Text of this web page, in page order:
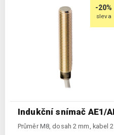
-20%
sleva
Indukční snímač AE1/
Průměr M8, dosah 2 mm, kabel